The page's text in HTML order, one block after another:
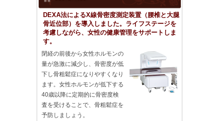
DEXA法によるX線骨密度測定装置（腰椎と大腿
骨近位部）を導入しました。ライフステージを
考慮しながら、女性の健康管理をサポートしま
す。
閉経の前後から女性ホルモンの
量が急激に減少し、骨密度が低
下し骨粗鬆症になりやすくなり
ます。女性ホルモンが低下する
40歳以降に定期的に骨密度検
査を受けることで、骨粗鬆症を
予防しましょう。